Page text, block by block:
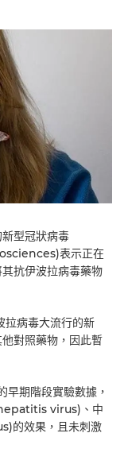
型冠狀病毒
表示正在
抗伊波拉病毒藥物
病毒大流行的新
對照藥物，因此暫
早期階段實驗數據，
virus)、中
的效果，且未刺激